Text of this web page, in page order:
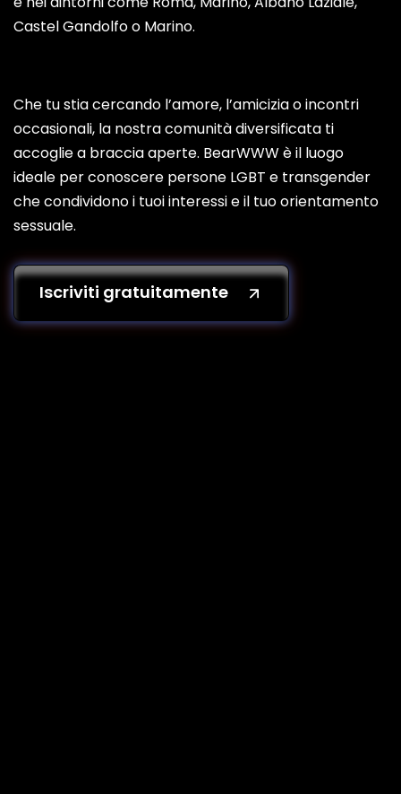
Castel Gandolfo o Marino.
Che tu stia cercando l’amore, l’amicizia o incontri
occasionali, la nostra comunità diversificata ti
accoglie a braccia aperte. BearWWW è il luogo
ideale per conoscere persone LGBT e transgender
che condividono i tuoi interessi e il tuo orientamento
sessuale.
Iscriviti gratuitamente